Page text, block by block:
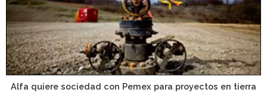
Alfa quiere sociedad con Pemex para proyectos en tierra